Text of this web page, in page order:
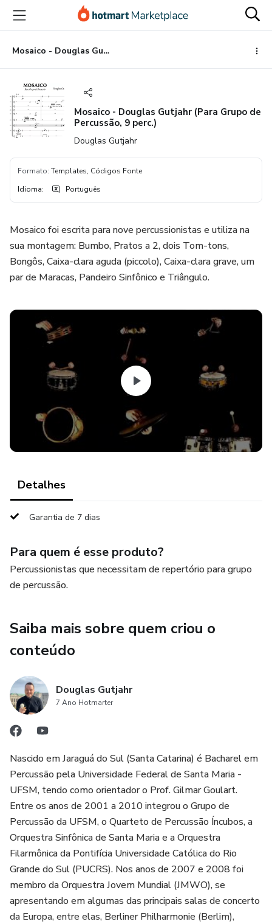
para
conteúdo
principal
para
pagamento
para
rodapé
Mosaico - Douglas Gutjahr (Para Grupo de Percussão, 9 perc.)
Mosaico - Douglas Gutjahr (Para Grupo de
Percussão, 9 perc.)
Douglas Gutjahr
Formato: Templates, Códigos Fonte
Idioma: Português
Mosaico foi escrita para nove percussionistas e utiliza na
sua montagem: Bumbo, Pratos a 2, dois Tom-tons,
Bongôs, Caixa-clara aguda (piccolo), Caixa-clara grave, um
par de Maracas, Pandeiro Sinfônico e Triângulo.
Detalhes
Garantia de 7 dias
Para quem é esse produto?
Percussionistas que necessitam de repertório para grupo
de percussão.
Saiba mais sobre quem criou o
conteúdo
Douglas Gutjahr
7 Ano Hotmarter
Nascido em Jaraguá do Sul (Santa Catarina) é Bacharel em
Percussão pela Universidade Federal de Santa Maria -
UFSM, tendo como orientador o Prof. Gilmar Goulart.
Entre os anos de 2001 a 2010 integrou o Grupo de
Percussão da UFSM, o Quarteto de Percussão Íncubos, a
Orquestra Sinfônica de Santa Maria e a Orquestra
Filarmônica da Pontifícia Universidade Católica do Rio
Grande do Sul (PUCRS). Nos anos de 2007 e 2008 foi
membro da Orquestra Jovem Mundial (JMWO), se
apresentando em algumas das principais salas de concerto
da Europa, entre elas, Berliner Philharmonie (Berlim),